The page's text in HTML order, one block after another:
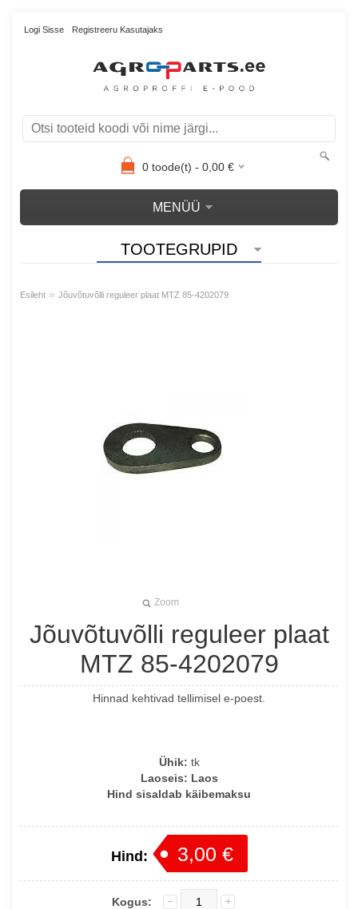
Logi Sisse Registreeru Kasutajaks
0toode(t) - 0,00€
MENÜÜ
TOOTEGRUPID
Esileht » Jõuvõtuvõlli reguleer plaat MTZ 85-4202079
Zoom
Jõuvõtuvõlli reguleer plaat
MTZ 85-4202079
Hinnad kehtivad tellimisel e-poest.
Ühik: tk
Laoseis: Laos
Hind sisaldab käibemaksu
Hind: 3,00 €
Kogus: